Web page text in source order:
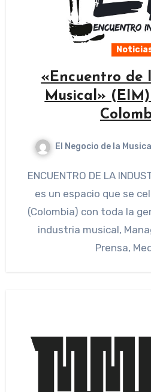
«Encuentro de
Musical»
El Negocio de la Musica
ENCUENTRO DE LA INDUSTRIA MUSICAL (EIM),
es un espacio que se
(Colombia) con toda la
industria musical,
Prensa,